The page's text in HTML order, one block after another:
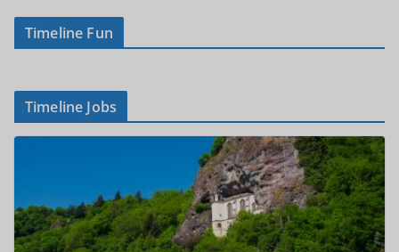
Timeline Fun
Timeline Jobs